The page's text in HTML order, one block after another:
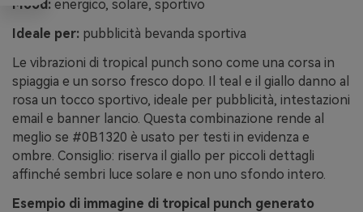
Mood: energico, solare, sportivo
Ideale per: pubblicità bevanda sportiva
Le vibrazioni di tropical punch sono come una corsa in
spiaggia e un sorso fresco dopo. Il teal e il giallo danno al
rosa un tocco sportivo, ideale per pubblicità, intestazioni
email e banner lancio. Questa combinazione rende al
meglio se #0B1320 è usato per testi in evidenza e
ombre. Consiglio: riserva il giallo per piccoli dettagli
affinché sembri luce solare e non uno sfondo intero.
Esempio di immagine di tropical punch generato